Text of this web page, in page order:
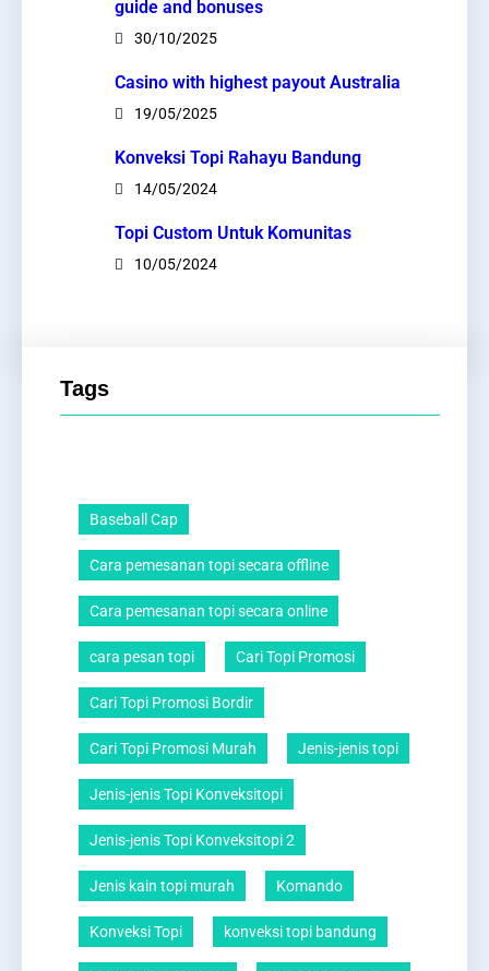
guide and bonuses
30/10/2025
Casino with highest payout Australia
19/05/2025
Konveksi Topi Rahayu Bandung
14/05/2024
Topi Custom Untuk Komunitas
10/05/2024
Tags
Baseball Cap
Cara pemesanan topi secara offline
Cara pemesanan topi secara online
cara pesan topi Cari Topi Promosi
Cari Topi Promosi Bordir
Cari Topi Promosi Murah Jenis-jenis topi
Jenis-jenis Topi Konveksitopi
Jenis-jenis Topi Konveksitopi 2
Jenis kain topi murah Komando
Konveksi Topi konveksi topi bandung